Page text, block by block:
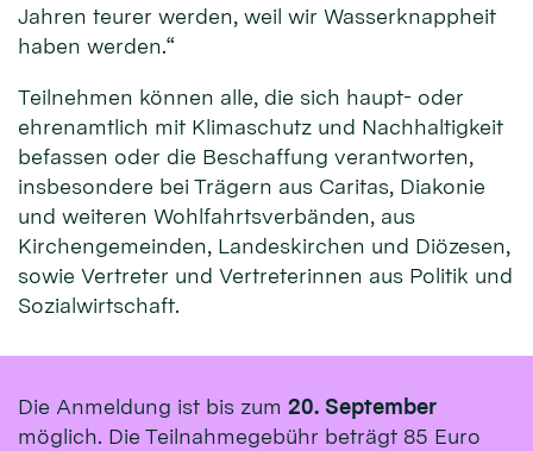
Jahren teurer werden, weil wir Wasserknappheit
haben werden.“
Teilnehmen können alle, die sich haupt- oder
ehrenamtlich mit Klimaschutz und Nachhaltigkeit
befassen oder die Beschaffung verantworten,
insbesondere bei Trägern aus Caritas, Diakonie
und weiteren Wohlfahrtsverbänden, aus
Kirchengemeinden, Landeskirchen und Diözesen,
sowie Vertreter und Vertreterinnen aus Politik und
Sozialwirtschaft.
Die Anmeldung ist bis zum 20. September
möglich. Die Teilnahmegebühr beträgt 85 Euro